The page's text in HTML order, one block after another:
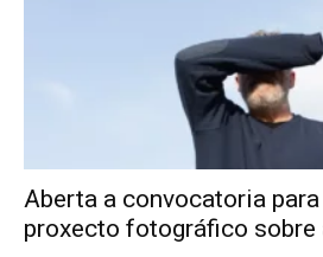
Aberta a convocatoria
proxecto fotográfico sobre